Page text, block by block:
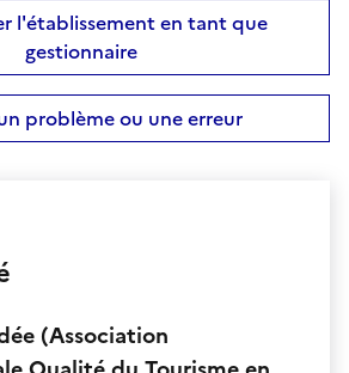
l'établissement en tant que
gestionnaire
problème ou une erreur
(Association